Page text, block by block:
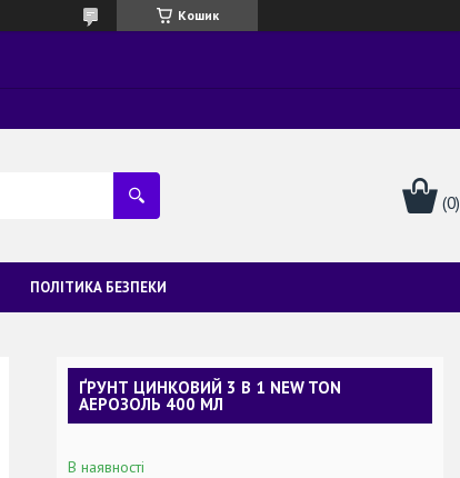
Кошик
ПОЛІТИКА БЕЗПЕКИ
ҐРУНТ ЦИНКОВИЙ 3 В 1 NEW TON
АЕРОЗОЛЬ 400 МЛ
В наявності